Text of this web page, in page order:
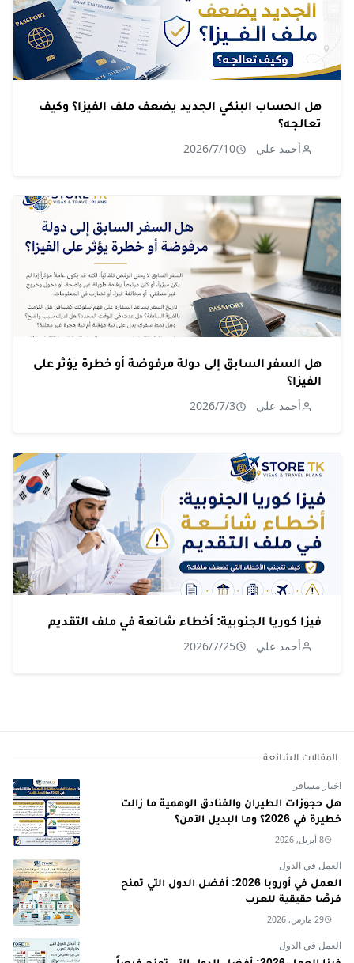
هل الحساب البنكي الجديد يضعف ملف الفيزا؟ وكيف
تعالجه؟
أحمد علي 2026/7/10
هل السفر السابق إلى دولة مرفوضة أو خطرة يؤثر على
الفيزا؟
أحمد علي 2026/7/3
فيزا كوريا الجنوبية: أخطاء شائعة في ملف التقديم
أحمد علي 2026/7/25
المقالات الشائعة
اخبار مسافر
هل حجوزات الطيران والفنادق الوهمية ما زالت
خطيرة في 2026؟ وما البديل الآمن؟
8 أبريل, 2026
العمل في الدول
العمل في أوروبا 2026: أفضل الدول التي تمنح
فرصًا حقيقية للعرب
29 مارس, 2026
العمل في الدول